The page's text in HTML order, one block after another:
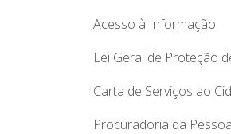
Acesso à Informação
Lei Geral de Proteção
Carta de Serviços ao
Procuradoria da